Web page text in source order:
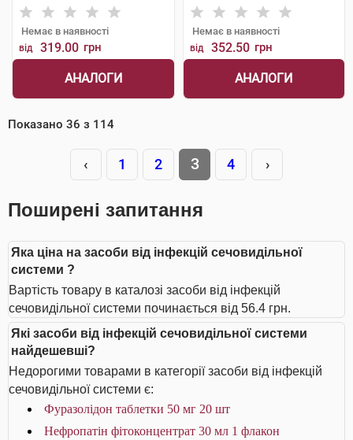
Немає в наявності
від 319.00 грн
АНАЛОГИ
Немає в наявності
від 352.50 грн
АНАЛОГИ
Показано 36 з 114
‹ 1 2 3 4 ›
Поширені запитання
Яка ціна на засоби від інфекцій сечовидільної
системи ?
Вартість товару в каталозі засоби від інфекцій
сечовидільної системи починається від 56.4 грн.
Які засоби від інфекцій сечовидільної системи
найдешевші?
Недорогими товарами в категорії засоби від інфекцій
сечовидільної системи є:
Фуразолідон таблетки 50 мг 20 шт
Нефропатін фітоконцентрат 30 мл 1 флакон